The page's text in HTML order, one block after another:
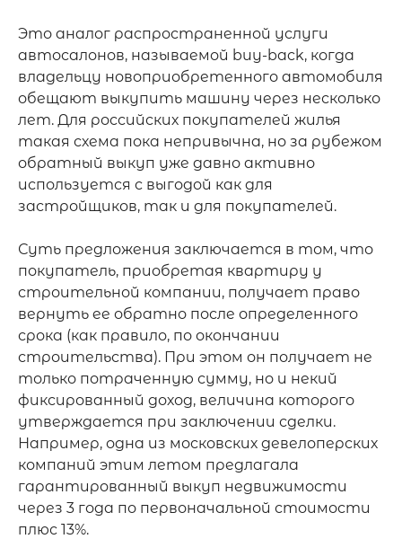
Это аналог распространенной услуги
автосалонов, называемой buy-back, когда
владельцу новоприобретенного автомобиля
обещают выкупить машину через несколько
лет. Для российских покупателей жилья
такая схема пока непривычна, но за рубежом
обратный выкуп уже давно активно
используется с выгодой как для
застройщиков, так и для покупателей.
Суть предложения заключается в том, что
покупатель, приобретая квартиру у
строительной компании, получает право
вернуть ее обратно после определенного
срока (как правило, по окончании
строительства). При этом он получает не
только потраченную сумму, но и некий
фиксированный доход, величина которого
утверждается при заключении сделки.
Например, одна из московских девелоперских
компаний этим летом предлагала
гарантированный выкуп недвижимости
через 3 года по первоначальной стоимости
плюс 13%.